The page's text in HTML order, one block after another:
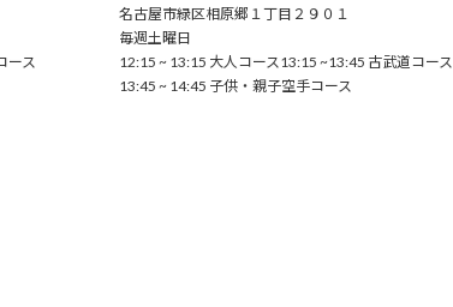
ース
名古屋市緑区相原郷１丁目２９０１
毎週土曜日
12:15 ~ 13:15 大人コース13:15 ~13:45 古武道コース
13:45 ~ 14:45 子供・親子空手コース